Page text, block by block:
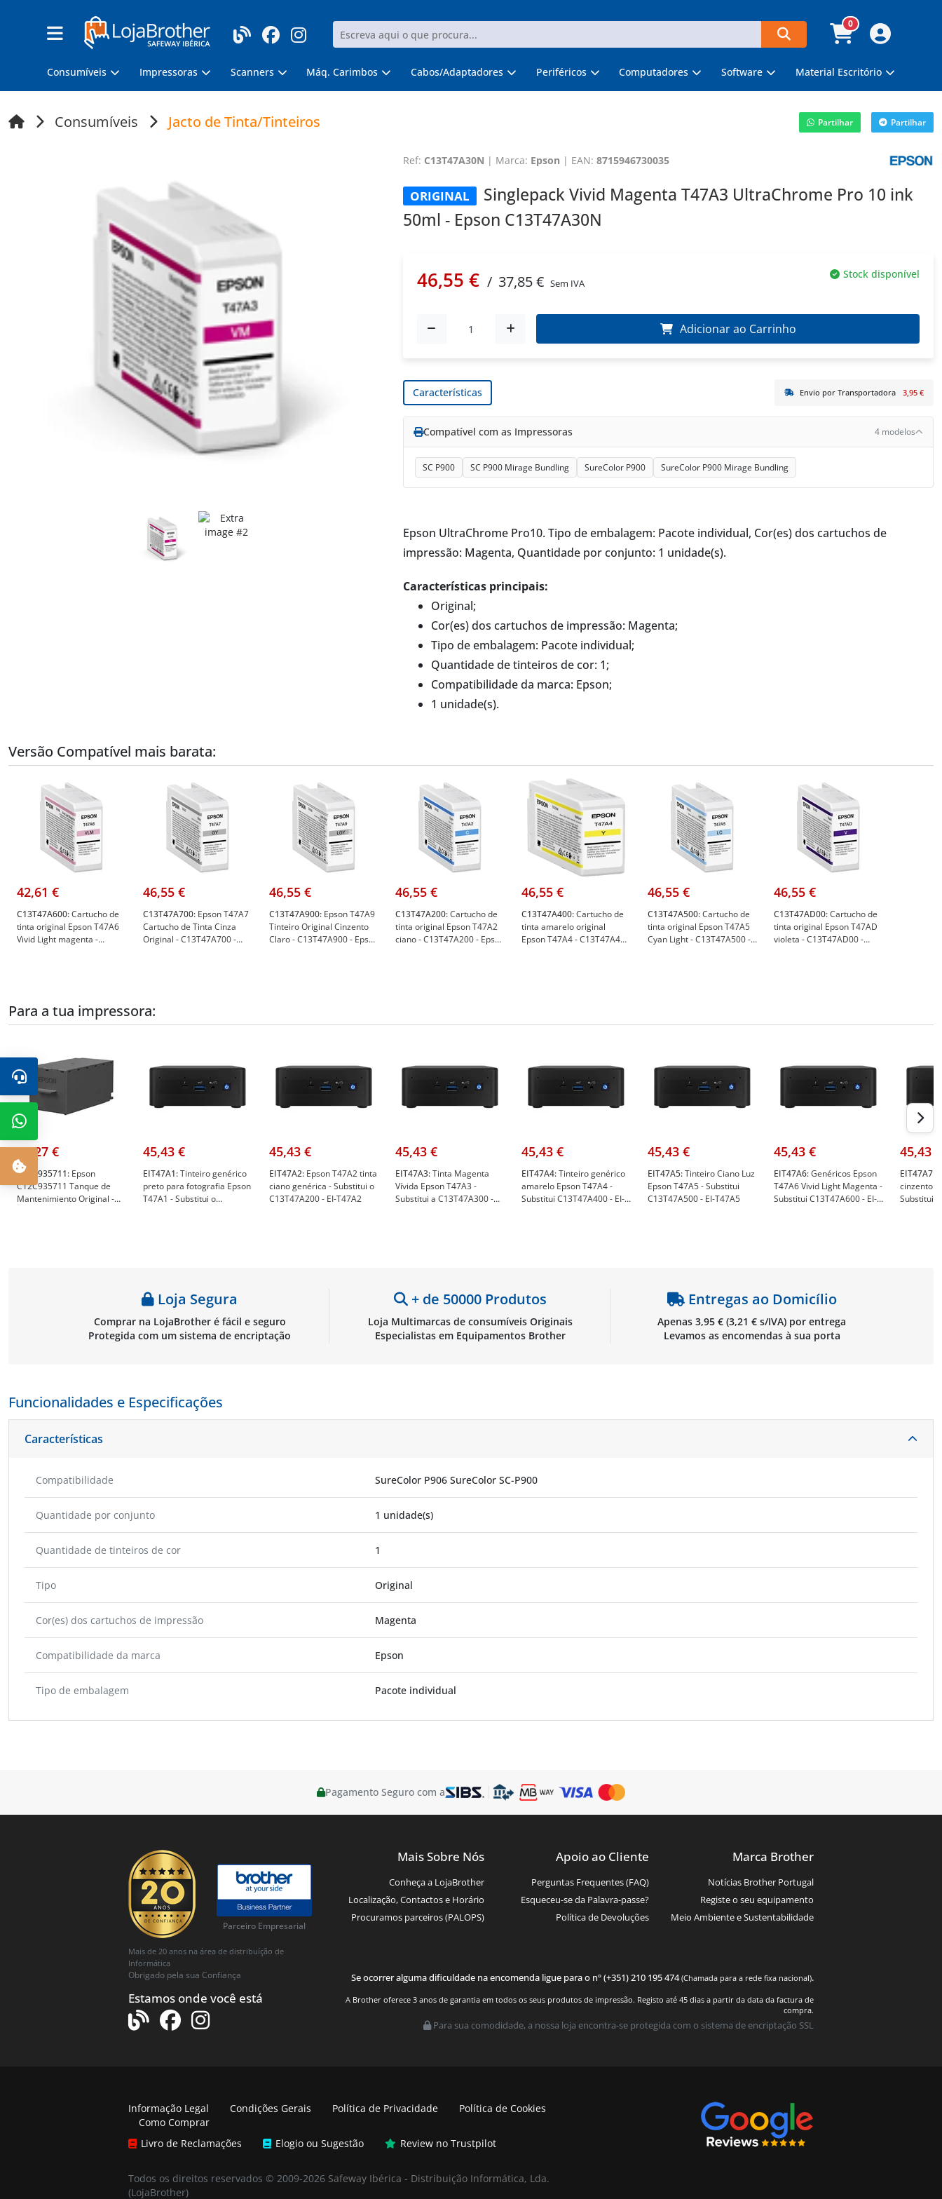
0
Consumíveis Impressoras Scanners Máq. Carimbos Cabos/Adaptadores Periféricos Computadores Software Material Escritório
Consumíveis Jacto de Tinta/Tinteiros Partilhar Partilhar
Ref: C13T47A30N | Marca: Epson | EAN: 8715946730035
ORIGINAL
Singlepack Vivid Magenta T47A3 UltraChrome Pro 10 ink
50ml - Epson C13T47A30N
46,55 € / 37,85 € Sem IVA
Stock disponível
Adicionar ao Carrinho
Características Envio por Transportadora 3,95 €
Compatível com as Impressoras 4 modelos
SC P900 SC P900 Mirage Bundling SureColor P900 SureColor P900 Mirage Bundling
Epson UltraChrome Pro10. Tipo de embalagem: Pacote individual, Cor(es) dos cartuchos de
impressão: Magenta, Quantidade por conjunto: 1 unidade(s).
Características principais:
Original;
Cor(es) dos cartuchos de impressão: Magenta;
Tipo de embalagem: Pacote individual;
Quantidade de tinteiros de cor: 1;
Compatibilidade da marca: Epson;
1 unidade(s).
Versão Compatível mais barata:
42,61 €
C13T47A600:Cartucho de
tinta original Epson T47A6
Vivid Light magenta -
46,55 €
C13T47A700: Epson T47A7
Cartucho de Tinta Cinza
Original - C13T47A700 -
46,55 €
C13T47A900: Epson T47A9
Tinteiro Original Cinzento
Claro - C13T47A900 - Epson
46,55 €
C13T47A200:Cartucho de
tinta original Epson T47A2
ciano - C13T47A200 - Epson
46,55 €
C13T47A400:Cartucho de
tinta amarelo original
Epson T47A4 - C13T47A400
46,55 €
C13T47A500:Cartucho de
tinta original Epson T47A5
Cyan Light - C13T47A500 -
46,55 €
C13T47AD00:Cartucho de
tinta original Epson T47AD
violeta - C13T47AD00 -
Para a tua impressora:
23,27 €
C12C935711: Epson
C12C935711 Tanque de
Mantenimiento Original -
45,43 €
EIT47A1:Tinteiro genérico
preto para fotografia Epson
T47A1 - Substitui o
45,43 €
EIT47A2: Epson T47A2 tinta
ciano genérica - Substitui o
C13T47A200 - EI-T47A2
45,43 €
EIT47A3:Tinta Magenta
Vívida Epson T47A3 -
Substitui a C13T47A300 -
45,43 €
EIT47A4:Tinteiro genérico
amarelo Epson T47A4 -
Substitui C13T47A400 - EI-
45,43 €
EIT47A5:Tinteiro Ciano Luz
Epson T47A5 - Substitui
C13T47A500 - EI-T47A5
45,43 €
EIT47A6:Genéricos Epson
T47A6 Vivid Light Magenta -
Substitui C13T47A600 - EI-
45,43 €
EIT47A7:
cinzento
Substitui
Loja Segura
Comprar na LojaBrother é fácil e seguro
Protegida com um sistema de encriptação
+ de 50000 Produtos
Loja Multimarcas de consumíveis Originais
Especialistas em Equipamentos Brother
Entregas ao Domicílio
Apenas 3,95 € (3,21 € s/IVA) por entrega
Levamos as encomendas à sua porta
Funcionalidades e Especificações
Características
Compatibilidade SureColor P906 SureColor SC-P900
Quantidade por conjunto 1 unidade(s)
Quantidade de tinteiros de cor 1
Tipo Original
Cor(es) dos cartuchos de impressão Magenta
Compatibilidade da marca Epson
Tipo de embalagem Pacote individual
Pagamento Seguro com a
Parceiro Empresarial
Mais de 20 anos na área de distribuíção de
Informática
Obrigado pela sua Confiança
Estamos onde você está
Mais Sobre Nós
Conheça a LojaBrother
Localização, Contactos e Horário
Procuramos parceiros (PALOPS)
Apoio ao Cliente
Perguntas Frequentes (FAQ)
Esqueceu-se da Palavra-passe?
Política de Devoluções
Marca Brother
Notícias Brother Portugal
Registe o seu equipamento
Meio Ambiente e Sustentabilidade
Se ocorrer alguma dificuldade na encomenda ligue para o nº (+351) 210 195 474(Chamada para a rede fixa nacional).
A Brother oferece 3 anos de garantia em todos os seus produtos de impressão. Registo até 45 dias a partir da data da factura de
compra.
Para sua comodidade, a nossa loja encontra-se protegida com o sistema de encriptação SSL
Informação Legal Condições Gerais Política de Privacidade
Política de Cookies
Como Comprar
Livro de Reclamações
Elogio ou Sugestão Review no Trustpilot
Todos os direitos reservados © 2009-2026 Safeway Ibérica - Distribuição Informática, Lda.
(LojaBrother)